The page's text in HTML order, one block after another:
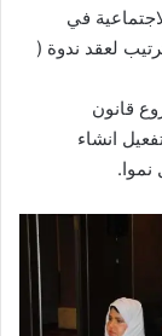
في
الترتيب لعقد ندوة (
قانون
انشاء
نموا.